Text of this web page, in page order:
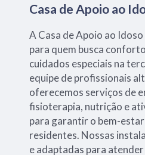
Casa de Apoio ao
A Casa de Apoio ao
para quem busca
cuidados especiais na
equipe de profissionais
oferecemos serviços de
fisioterapia, nutrição e
para garantir o bem-
residentes. Nossas
e adaptadas para